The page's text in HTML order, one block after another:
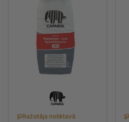
Ražotāja noliktavā